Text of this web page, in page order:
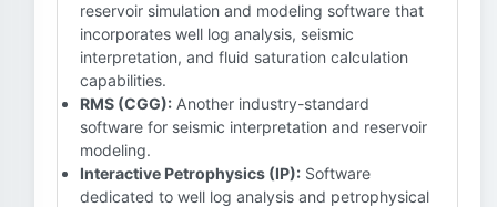
reservoir simulation and modeling software that
incorporates well log analysis, seismic
interpretation, and fluid saturation calculation
capabilities.
RMS (CGG): Another industry-standard
software for seismic interpretation and reservoir
modeling.
Interactive Petrophysics (IP): Software
dedicated to well log analysis and petrophysical